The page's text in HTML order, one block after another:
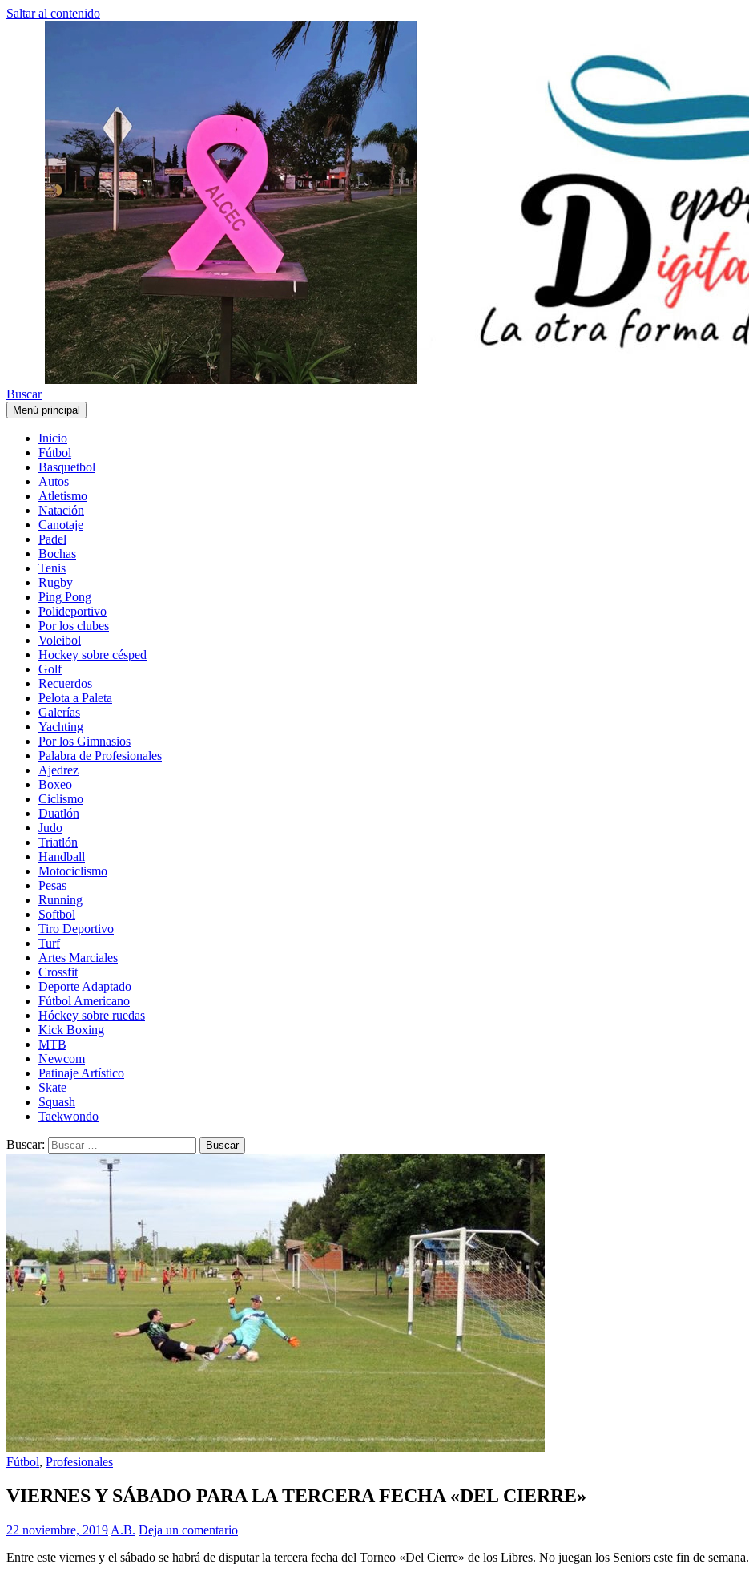
Saltar al contenido
Buscar
Menú principal
Inicio
Fútbol
Basquetbol
Autos
Atletismo
Natación
Canotaje
Padel
Bochas
Tenis
Rugby
Ping Pong
Polideportivo
Por los clubes
Voleibol
Hockey sobre césped
Golf
Recuerdos
Pelota a Paleta
Galerías
Yachting
Por los Gimnasios
Palabra de Profesionales
Ajedrez
Boxeo
Ciclismo
Duatlón
Judo
Triatlón
Handball
Motociclismo
Pesas
Running
Softbol
Tiro Deportivo
Turf
Artes Marciales
Crossfit
Deporte Adaptado
Fútbol Americano
Hóckey sobre ruedas
Kick Boxing
MTB
Newcom
Patinaje Artístico
Skate
Squash
Taekwondo
Buscar:
Fútbol, Profesionales
VIERNES Y SÁBADO PARA LA TERCERA FECHA «DEL CIERRE»
22 noviembre, 2019 A.B. Deja un comentario
Entre este viernes y el sábado se habrá de disputar la tercera fecha del Torneo «Del Cierre» de los Libres. No juegan los Seniors este fin de semana.